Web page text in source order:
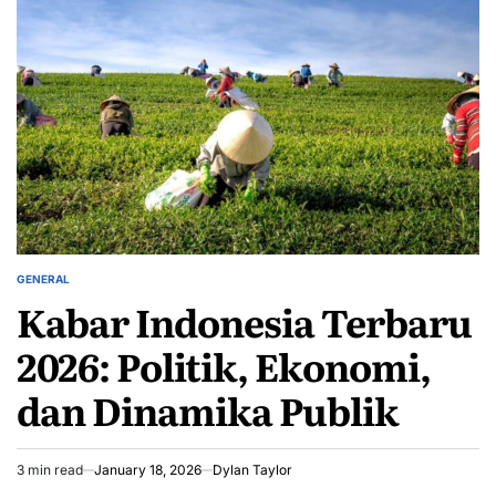
POSTED
GENERAL
Kabar Indonesia Terbaru
2026: Politik, Ekonomi,
dan Dinamika Publik
Estimated
3 min read January 18, 2026 Dylan Taylor